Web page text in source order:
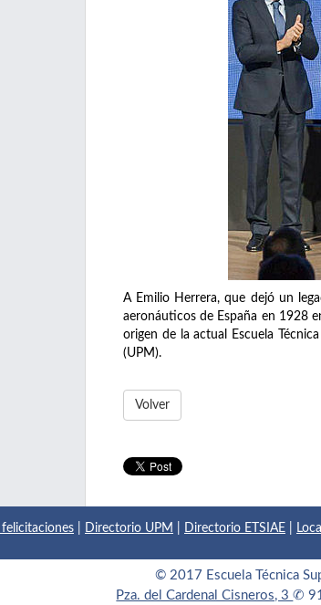
A Emilio Herrera, que dejó un
aeronáuticos de España en 1928
origen de la actual Escuela
(UPM).
Volver
felicitaciones Directorio UPM Directorio ETSIAE
© 2017 Escuela Técnica
Pza. del Cardenal Cisneros, 3✆